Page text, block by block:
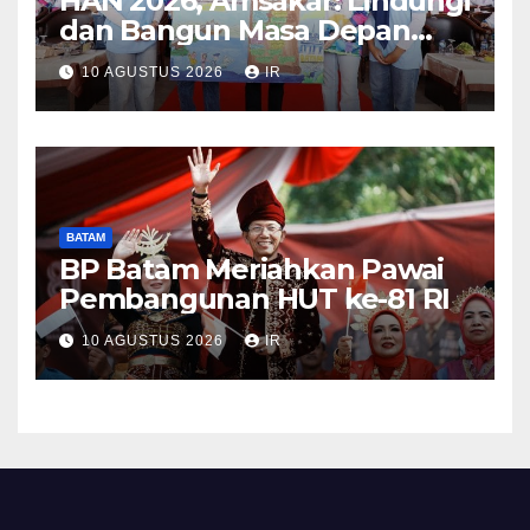
dan Bangun Masa Depan
Anak-Anak Batam
10 AGUSTUS 2026 IR
BATAM
BP Batam Meriahkan Pawai
Pembangunan HUT ke-81 RI
10 AGUSTUS 2026 IR